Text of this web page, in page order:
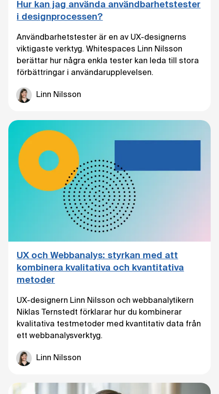
Hur kan jag använda användbarhetstester
i designprocessen?
Användbarhetstester är en av UX-designerns
viktigaste verktyg. Whitespaces Linn Nilsson
berättar hur några enkla tester kan leda till stora
förbättringar i användarupplevelsen.
Linn Nilsson
UX och Webbanalys: styrkan med att
kombinera kvalitativa och kvantitativa
metoder
UX-designern Linn Nilsson och webbanalytikern
Niklas Ternstedt förklarar hur du kombinerar
kvalitativa testmetoder med kvantitativ data från
ett webbanalysverktyg.
Linn Nilsson